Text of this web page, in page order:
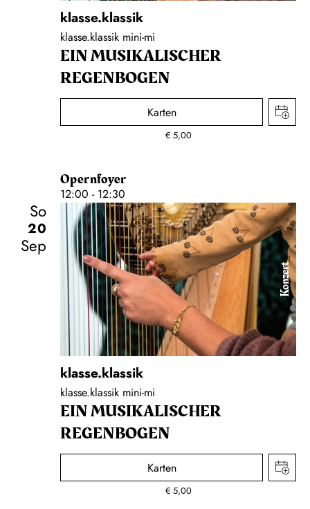
klasse.klassik
klasse.klassik mini-mi
EIN MUSIKALISCHER
REGENBOGEN
Karten
€ 5,00
Opernfoyer
12:00 - 12:30
So
20
Sep
Konzert
klasse.klassik
klasse.klassik mini-mi
EIN MUSIKALISCHER
REGENBOGEN
Karten
€ 5,00